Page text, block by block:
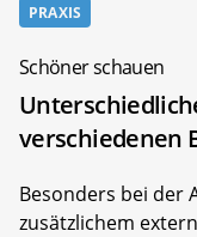
PRAXIS
Schöner schauen
verschiedenen
Besonders bei der
zusätzlichem